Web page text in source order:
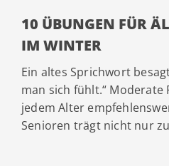
10 ÜBUNGEN FÜR
IM WINTER
Ein altes Sprichwort
man sich fühlt.“ Moderate
jedem Alter
Senioren trägt nicht nur